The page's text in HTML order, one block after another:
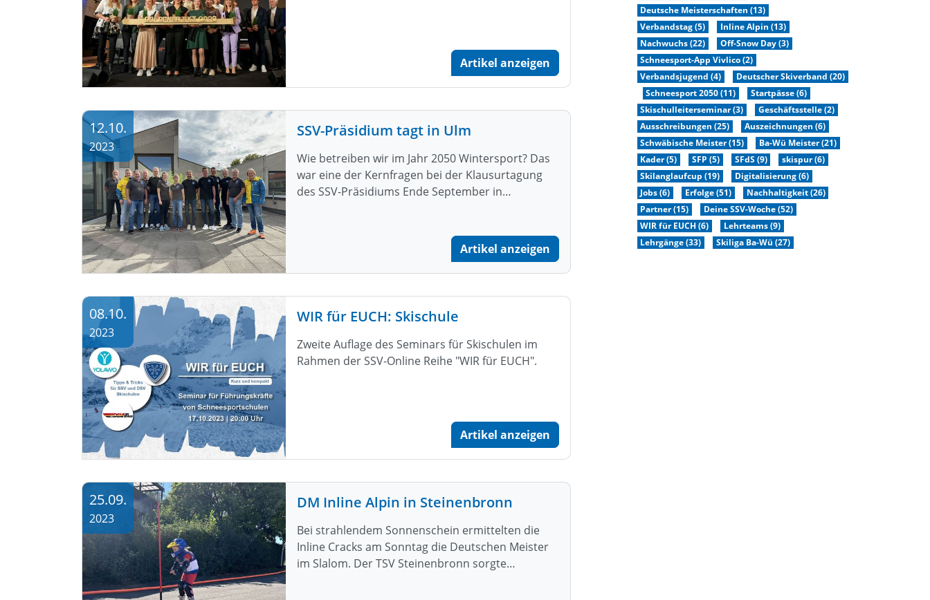
Artikel anzeigen
SSV-Präsidium tagt in Ulm
Wie betreiben wir im Jahr 2050 Wintersport? Das
war eine der Kernfragen bei der Klausurtagung
des SSV-Präsidiums Ende September in…
Artikel anzeigen
12.10.
2023
WIR für EUCH: Skischule
Zweite Auflage des Seminars für Skischulen im
Rahmen der SSV-Online Reihe "WIR für EUCH".
Artikel anzeigen
08.10.
2023
DM Inline Alpin in Steinenbronn
Bei strahlendem Sonnenschein ermittelten die
Inline Cracks am Sonntag die Deutschen Meister
im Slalom. Der TSV Steinenbronn sorgte…
25.09.
2023
Deutsche Meisterschaften (13)
Verbandstag (5)
Inline Alpin (13)
Nachwuchs (22)
Off-Snow Day (3)
Schneesport-App Vivlico (2)
Verbandsjugend (4)
Deutscher Skiverband (20)
Schneesport 2050 (11)
Startpässe (6)
Skischulleiterseminar (3)
Geschäftsstelle (2)
Ausschreibungen (25)
Auszeichnungen (6)
Schwäbische Meister (15)
Ba-Wü Meister (21)
Kader (5)
SFP (5) SFdS (9)
skispur (6)
Skilanglaufcup (19)
Digitalisierung (6)
Jobs (6)
Erfolge (51)
Nachhaltigkeit (26)
Partner (15)
Deine SSV-Woche (52)
WIR für EUCH (6)
Lehrteams (9)
Lehrgänge (33)
Skiliga Ba-Wü (27)